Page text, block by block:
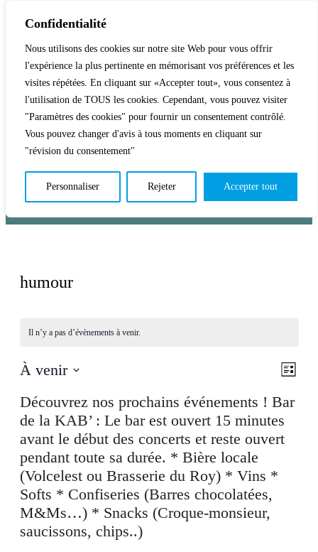
Confidentialité
Nous utilisons des cookies sur notre site Web pour vous offrir
l'expérience la plus pertinente en mémorisant vos préférences et les
visites répétées. En cliquant sur «Accepter tout», vous consentez à
l'utilisation de TOUS les cookies. Cependant, vous pouvez visiter
"Paramètres des cookies" pour fournir un consentement contrôlé.
Vous pouvez changer d'avis à tous moments en cliquant sur
"révision du consentement"
Personnaliser Rejeter Accepter tout
Accueil Activités & Inscriptions Billetterie
Événements Studios L’association
La vie de La KAB’ Club
humour
Il n’y a pas d’évènements à venir.
vues
Liste
À venir
une
date.